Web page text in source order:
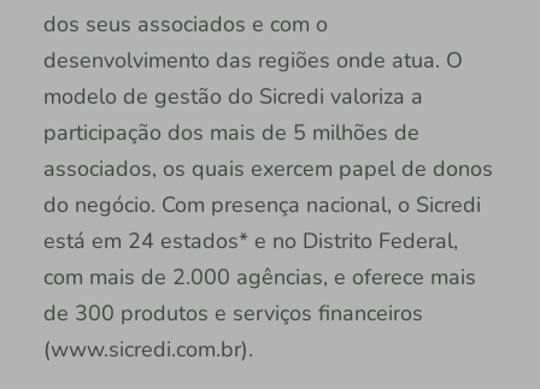
dos seus associados e com o
desenvolvimento das regiões onde atua. O
modelo de gestão do Sicredi valoriza a
participação dos mais de 5 milhões de
associados, os quais exercem papel de donos
do negócio. Com presença nacional, o Sicredi
está em 24 estados* e no Distrito Federal,
com mais de 2.000 agências, e oferece mais
de 300 produtos e serviços financeiros
(www.sicredi.com.br).